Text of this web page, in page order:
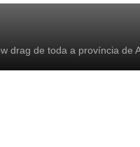
drag de toda a província